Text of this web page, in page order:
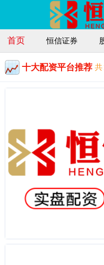
首页 恒信证券
十大配资平台推荐 共